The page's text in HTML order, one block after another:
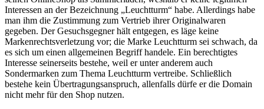
Interessen an der Bezeichnung „Leuchtturm“ habe. Allerdings habe
man ihm die Zustimmung zum Vertrieb ihrer Originalwaren
gegeben. Der Gesuchsgegner hält entgegen, es läge keine
Markenrechtsverletzung vor; die Marke Leuchtturm sei schwach, da
es sich um einen allgemeinen Begriff handele. Ein berechtigtes
Interesse seinerseits bestehe, weil er unter anderem auch
Sondermarken zum Thema Leuchtturm vertreibe. Schließlich
bestehe kein Übertragungsanspruch, allenfalls dürfe er die Domain
nicht mehr für den Shop nutzen.